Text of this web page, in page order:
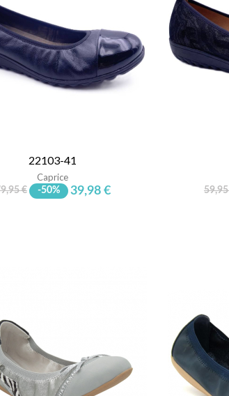
22103-41
Caprice
€ -50% 39,98 €